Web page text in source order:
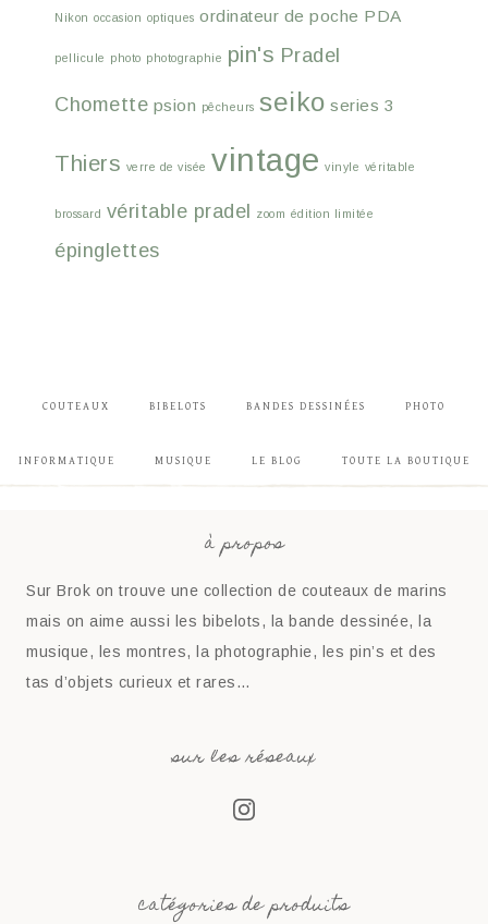
Nikon occasion optiques ordinateur de poche PDA
pellicule photo photographie pin's Pradel
Chomette psion pêcheurs seiko series 3
Thiers verre de visée vintage vinyle véritable
brossard véritable pradel zoom édition limitée
épinglettes
COUTEAUX BIBELOTS BANDES DESSINÉES PHOTO
INFORMATIQUE MUSIQUE LE BLOG TOUTE LA BOUTIQUE
à propos
Sur Brok on trouve une collection de couteaux de marins
mais on aime aussi les bibelots, la bande dessinée, la
musique, les montres, la photographie, les pin’s et des
tas d’objets curieux et rares…
sur les réseaux
catégories de produits